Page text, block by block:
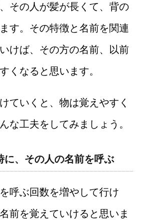
その人が髪が長くて、背の
す。その特徴と名前を関連
けば、その方の名前、以前
くなると思います。
ていくと、物は覚えやすく
な工夫をしてみましょう。
に、その人の名前を呼ぶ
呼ぶ回数を増やして行け
前を覚えていけると思いま